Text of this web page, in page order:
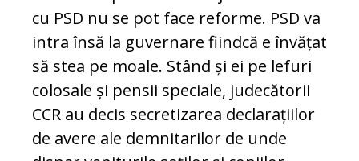
cu PSD nu se pot face reforme. PSD va
intra însă la guvernare fiindcă e învățat
să stea pe moale. Stând și ei pe lefuri
colosale și pensii speciale, judecătorii
CCR au decis secretizarea declarațiilor
de avere ale demnitarilor de unde